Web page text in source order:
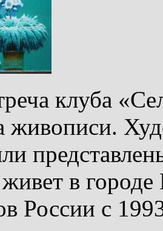
клуба
живописи.
в
России с